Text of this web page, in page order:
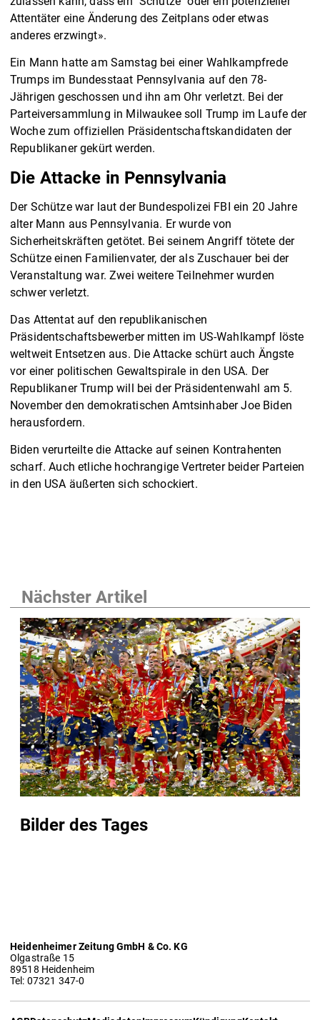
Attentäter eine Änderung des Zeitplans oder etwas
anderes erzwingt».
Ein Mann hatte am Samstag bei einer Wahlkampfrede
Trumps im Bundesstaat Pennsylvania auf den 78-
Jährigen geschossen und ihn am Ohr verletzt. Bei der
Parteiversammlung in Milwaukee soll Trump im Laufe der
Woche zum offiziellen Präsidentschaftskandidaten der
Republikaner gekürt werden.
Die Attacke in Pennsylvania
Der Schütze war laut der Bundespolizei FBI ein 20 Jahre
alter Mann aus Pennsylvania. Er wurde von
Sicherheitskräften getötet. Bei seinem Angriff tötete der
Schütze einen Familienvater, der als Zuschauer bei der
Veranstaltung war. Zwei weitere Teilnehmer wurden
schwer verletzt.
Das Attentat auf den republikanischen
Präsidentschaftsbewerber mitten im US-Wahlkampf löste
weltweit Entsetzen aus. Die Attacke schürt auch Ängste
vor einer politischen Gewaltspirale in den USA. Der
Republikaner Trump will bei der Präsidentenwahl am 5.
November den demokratischen Amtsinhaber Joe Biden
herausfordern.
Biden verurteilte die Attacke auf seinen Kontrahenten
scharf. Auch etliche hochrangige Vertreter beider Parteien
in den USA äußerten sich schockiert.
Nächster Artikel
Bilder des Tages
Heidenheimer Zeitung GmbH & Co. KG
Olgastraße 15
89518 Heidenheim
Tel: 07321 347-0